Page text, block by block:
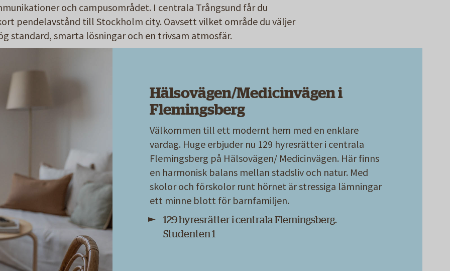
och campusområdet. I centrala Trångsund får du
pendelavstånd till Stockholm city. Oavsett vilket område du väljer
standard, smarta lösningar och en trivsam atmosfär.
Hälsovägen/Medicinvägen i
Flemingsberg
Välkommen till ett modernt hem med en enklare
vardag. Huge erbjuder nu 129 hyresrätter i centrala
Flemingsberg på Hälsovägen/ Medicinvägen. Här finns
en harmonisk balans mellan stadsliv och natur. Med
skolor och förskolor runt hörnet är stressiga lämningar
ett minne blott för barnfamiljen.
129 hyresrätter i centrala Flemingsberg.
Studenten 1